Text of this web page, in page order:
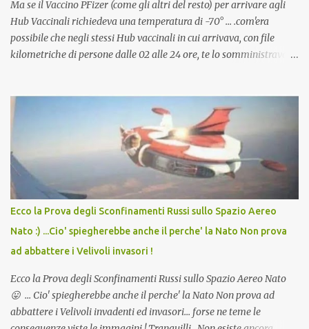
Ma se il Vaccino PFizer (come gli altri del resto) per arrivare agli
Hub Vaccinali richiedeva una temperatura di -70° ... .com'era
possibile che negli stessi Hub vaccinali in cui arrivava, con file
kilometriche di persone dalle 02 alle 24 ore, te lo somministravano
Vaccino come: l' Amaro del Capo, era "spettacolare Ghiacciato, ma
andava bene anche, a Temperatura Ambiente"! Riproponiamo
l'articolo per NON Dimenticare!
Ecco la Prova degli Sconfinamenti Russi sullo Spazio Aereo
Nato :) ...Cio' spiegherebbe anche il perche' la Nato Non prova
ad abbattere i Velivoli invasori !
Ecco la Prova degli Sconfinamenti Russi sullo Spazio Aereo Nato
😛 ... Cio' spiegherebbe anche il perche' la Nato Non prova ad
abbattere i Velivoli invadenti ed invasori... forse ne teme le